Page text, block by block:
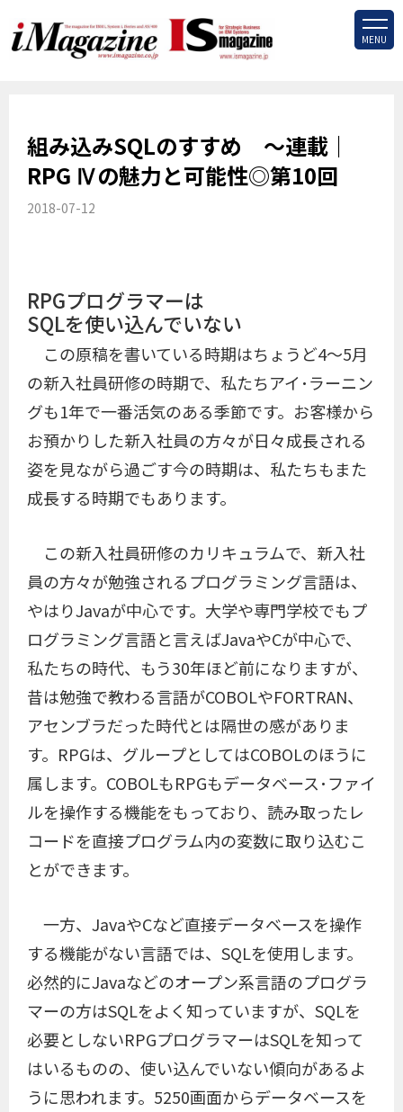
MENU
組み込みSQLのすすめ ～連載｜
RPG Ⅳの魅力と可能性◎第10回
2018-07-12
RPGプログラマーは
SQLを使い込んでいない
この原稿を書いている時期はちょうど4〜5月
の新入社員研修の時期で、私たちアイ･ラーニン
グも1年で一番活気のある季節です。お客様から
お預かりした新入社員の方々が日々成長される
姿を見ながら過ごす今の時期は、私たちもまた
成長する時期でもあります。
この新入社員研修のカリキュラムで、新入社
員の方々が勉強されるプログラミング言語は、
やはりJavaが中心です。大学や専門学校でもプ
ログラミング言語と言えばJavaやCが中心で、
私たちの時代、もう30年ほど前になりますが、
昔は勉強で教わる言語がCOBOLやFORTRAN、
アセンブラだった時代とは隔世の感がありま
す。RPGは、グループとしてはCOBOLのほうに
属します。COBOLもRPGもデータベース･ファイ
ルを操作する機能をもっており、読み取ったレ
コードを直接プログラム内の変数に取り込むこ
とができます。
一方、JavaやCなど直接データベースを操作
する機能がない言語では、SQLを使用します。
必然的にJavaなどのオープン系言語のプログラ
マーの方はSQLをよく知っていますが、SQLを
必要としないRPGプログラマーはSQLを知って
はいるものの、使い込んでいない傾向があるよ
うに思われます。5250画面からデータベースを